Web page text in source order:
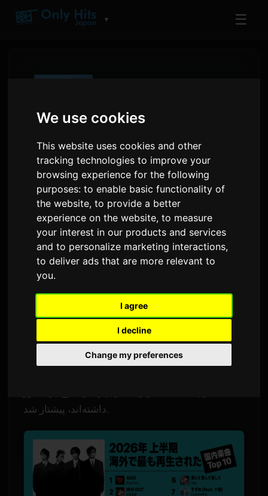
We use cookies
This website uses cookies and other
tracking technologies to improve your
browsing experience for the following
purposes:to enable basic functionality of
the website,to provide a better
experience on the website,to measure
your interest in our products and services
and to personalize marketing interactions,
to deliver ads that are more relevant to
you.
I agree
I decline
Change my preferences
▼ ☰
نمودارهای موسیقی آمازون نشان
می‌دهند کنشی یونزو و کینگ گنو در
استریم‌های نیمه‌سال ژاپن پیشتازند
توسط
ترجمه شده از زبان انگلیسی
ترانه "IRIS OUT" از کنشی یونزو در صدر نمودار
نیمه‌سال موسیقی آمازون برای ژاپن قرار گرفت. ترانه
داشته‌اند، پیشتاز شد.